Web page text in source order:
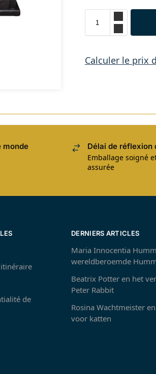
Calculer le prix
monde
Délai de réflexion
Emballage soigné
assurée
de
DERNIERS ARTICLES
Maria Innocentia
wereldberoemde
Beatrix Potter en het
Peter Rabbit
Rosina Wachtmeister
voor katten